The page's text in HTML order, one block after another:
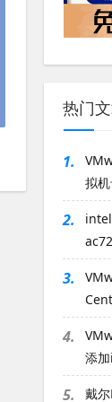
热门
1.
拟
2.
3.
4.
添
5. 戴